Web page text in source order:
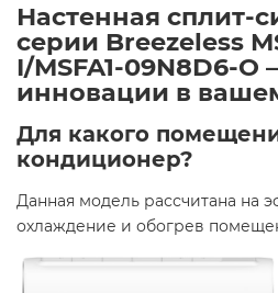
Настенная сплит-
серии Breezeless
I/MSFA1-09N8D6-
инновации в
Для какого
кондиционер?
Данная модель рассчитана на
охлаждение и обогрев